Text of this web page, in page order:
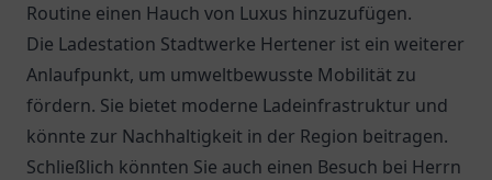
Routine einen Hauch von Luxus hinzuzufügen.
Die Ladestation Stadtwerke Hertener ist ein weiterer
Anlaufpunkt, um umweltbewusste Mobilität zu
fördern. Sie bietet moderne Ladeinfrastruktur und
könnte zur Nachhaltigkeit in der Region beitragen.
Schließlich könnten Sie auch einen Besuch bei Herrn